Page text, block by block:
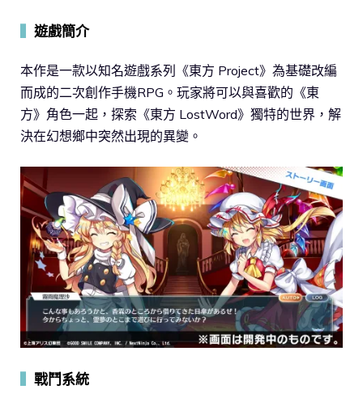
遊戲簡介
本作是一款以知名遊戲系列《東方 Project》為基礎改編
而成的二次創作手機RPG。玩家將可以與喜歡的《東
方》角色一起，探索《東方 LostWord》獨特的世界，解
決在幻想鄉中突然出現的異變。
戰鬥系統